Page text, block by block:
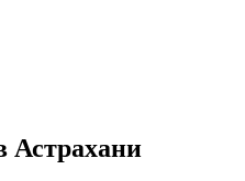
Астрахани